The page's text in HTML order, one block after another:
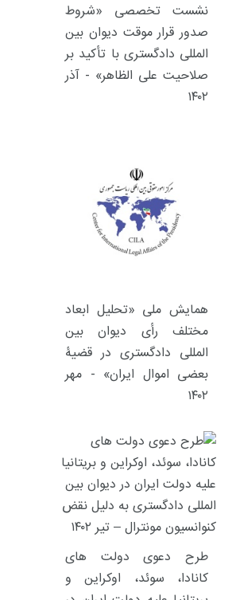
نشست تخصصی «شروط
صدور قرار موقت دیوان بین
المللی دادگستری با تأکید بر
صلاحیت علی الظاهر» - آذر
۱۴۰۲
همایش ملی «تحلیل ابعاد
مختلف رأی دیوان بین
المللی دادگستری در قضیۀ
بعضی اموال ایران» - مهر
۱۴۰۲
طرح دعوی دولت های
کانادا، سوئد، اوکراین و